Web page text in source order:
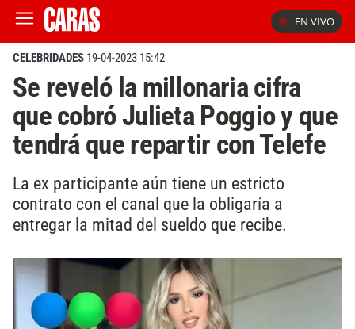
EN VIVO
CELEBRIDADES 19-04-2023 15:42
Se reveló la millonaria cifra
que cobró Julieta Poggio y que
tendrá que repartir con Telefe
La ex participante aún tiene un estricto
contrato con el canal que la obligaría a
entregar la mitad del sueldo que recibe.